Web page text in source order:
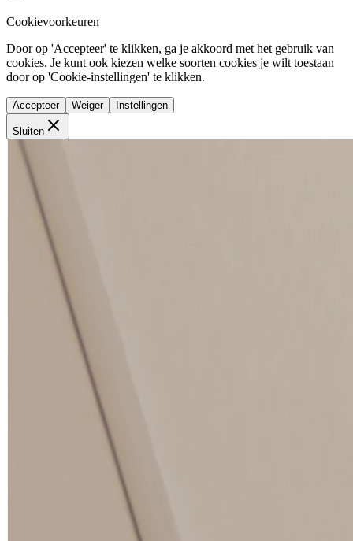
Cookievoorkeuren
Door op 'Accepteer' te klikken, ga je akkoord met het gebruik van
cookies. Je kunt ook kiezen welke soorten cookies je wilt toestaan
door op 'Cookie-instellingen' te klikken.
Accepteer Weiger Instellingen
Sluiten